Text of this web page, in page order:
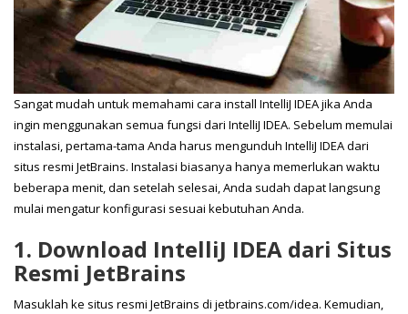
Sangat mudah untuk memahami cara install IntelliJ IDEA jika Anda
ingin menggunakan semua fungsi dari IntelliJ IDEA. Sebelum memulai
instalasi, pertama-tama Anda harus mengunduh IntelliJ IDEA dari
situs resmi JetBrains. Instalasi biasanya hanya memerlukan waktu
beberapa menit, dan setelah selesai, Anda sudah dapat langsung
mulai mengatur konfigurasi sesuai kebutuhan Anda.
1. Download IntelliJ IDEA dari Situs
Resmi JetBrains
Masuklah ke situs resmi JetBrains di jetbrains.com/idea. Kemudian,